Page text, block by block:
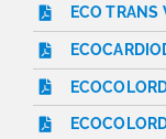
ECO TRANS